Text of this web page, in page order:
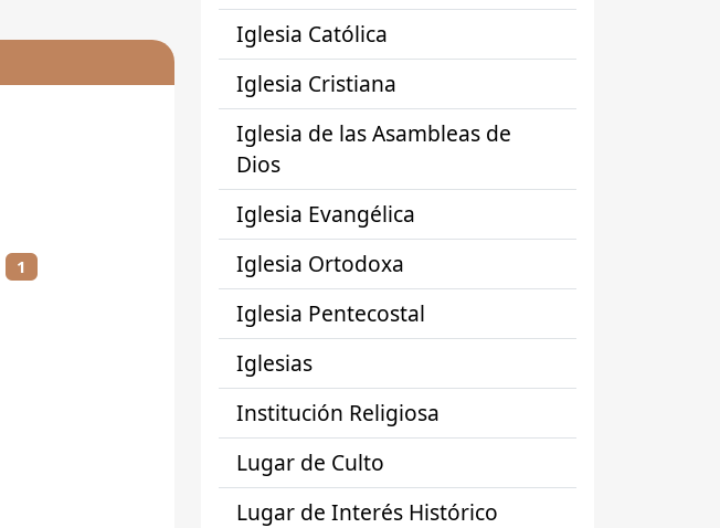
1
Iglesia Católica
Iglesia Cristiana
Iglesia de las Asambleas de
Dios
Iglesia Evangélica
Iglesia Ortodoxa
Iglesia Pentecostal
Iglesias
Institución Religiosa
Lugar de Culto
Lugar de Interés Histórico